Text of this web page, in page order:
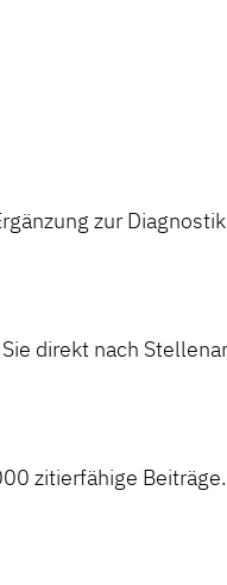
zur
direkt nach
zitierfähige Beiträge.